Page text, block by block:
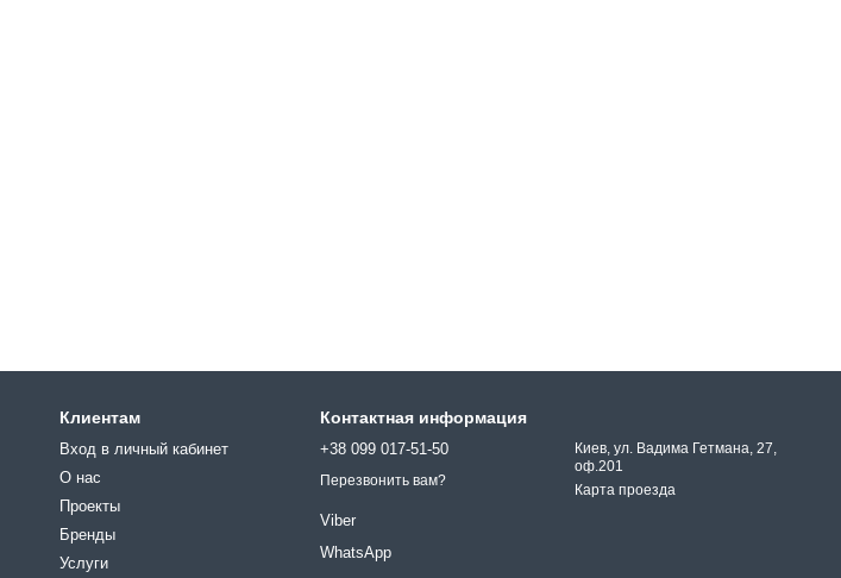
Клиентам
Вход в личный кабинет
О нас
Проекты
Бренды
Услуги
Контактная информация
+38 099 017-51-50
Перезвонить вам?
Viber
WhatsApp
Киев, ул. Вадима Гетмана, 27,
оф.201
Карта проезда